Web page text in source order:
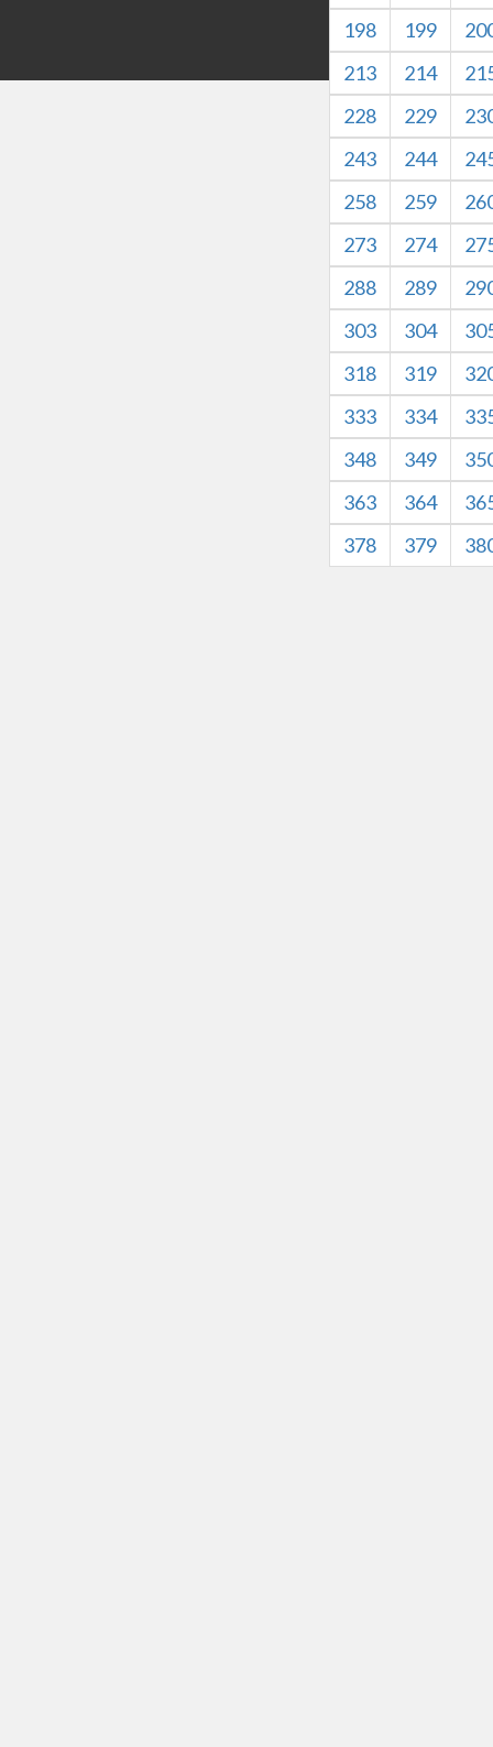
198
199
213
214
228
229
243
244
258
259
273
274
288
289
303
304
318
319
333
334
348
349
363
364
378
379
版权所有
本网站内容仅